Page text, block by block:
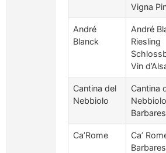
Vigna
André
Blanck
André
Riesling
Vin
Cantina del
Nebbiolo
Cantina
Nebbiolo
Ca’Rome
Ca’